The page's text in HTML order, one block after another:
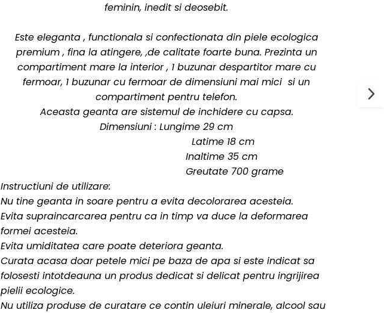
feminin, inedit si deosebit.
Este eleganta , functionala si confectionata din piele ecologica
premium , fina la atingere, ,de calitate foarte buna. Prezinta un
compartiment mare la interior , 1 buzunar despartitor mare cu
fermoar, 1 buzunar cu fermoar de dimensiuni mai mici si un
compartiment pentru telefon.
Aceasta geanta are sistemul de inchidere cu capsa.
Dimensiuni : Lungime 29 cm
Latime 18 cm
Inaltime 35 cm
Greutate 700 grame
Instructiuni de utilizare:
Nu tine geanta in soare pentru a evita decolorarea acesteia.
Evita supraincarcarea pentru ca in timp va duce la deformarea
formei acesteia.
Evita umiditatea care poate deteriora geanta.
Curata acasa doar petele mici pe baza de apa si este indicat sa
folosesti intotdeauna un produs dedicat si delicat pentru ingrijirea
pielii ecologice.
Nu utiliza produse de curatare ce contin uleiuri minerale, alcool sau